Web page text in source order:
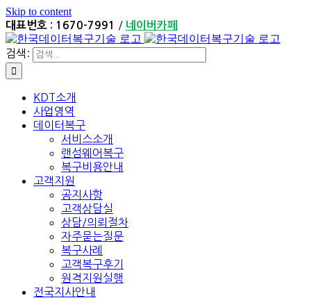
Skip to content
대표번호 : 1670-7991 / 네이버카페
검색:
KDT소개
사업영역
데이터복구
서비스소개
랜섬웨어복구
복구비용안내
고객지원
공지사항
고객상담실
상담/의뢰절차
자주묻는질문
복구사례
고객복구후기
원격지원실행
전국지사안내